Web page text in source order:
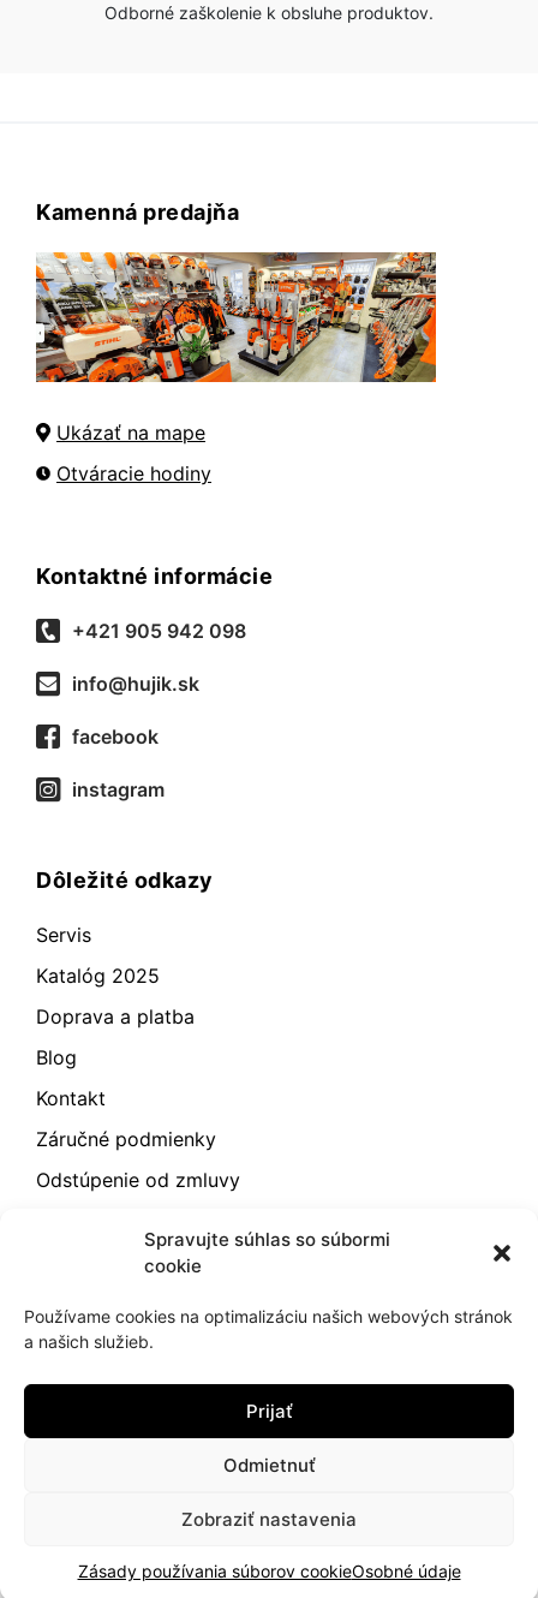
Spravujte súhlas so súbormi
cookie
Používame cookies na optimalizáciu našich webových stránok
a našich služieb.
Prijať
Odmietnuť
Zobraziť nastavenia
Zásady používania súborov cookieOsobné údaje
Odborné zaškolenie k obsluhe produktov.
Kamenná predajňa
Ukázať na mape
Otváracie hodiny
Kontaktné informácie
+421 905 942 098
info@hujik.sk
facebook
instagram
Dôležité odkazy
Servis
Katalóg 2025
Doprava a platba
Blog
Kontakt
Záručné podmienky
Odstúpenie od zmluvy
Obchodné podmienky